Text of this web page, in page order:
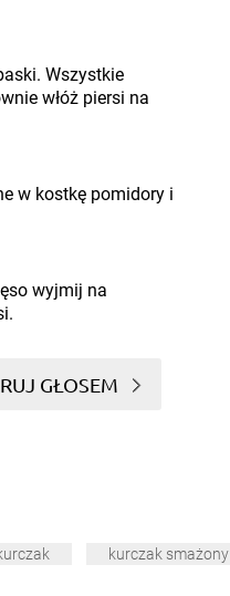
Wszystkie
włóż piersi na
w kostkę pomidory i
wyjmij na
GŁOSEM
kurczak smażony